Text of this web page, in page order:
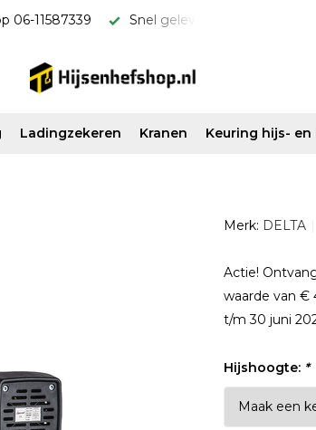
06-11587339 Snel geleverd & scherp van
Ladingzekeren Kranen Keuring hijs-
Merk: DELTA
Actie!
waarde van €
t/m 30 juni
Hijshoogte: *